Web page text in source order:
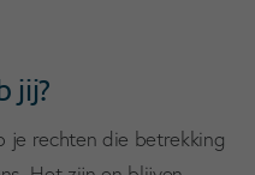
jij?
je rechten die betrekking